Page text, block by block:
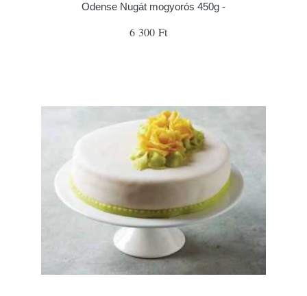
Odense Nugát mogyorós 450g -
6 300 Ft